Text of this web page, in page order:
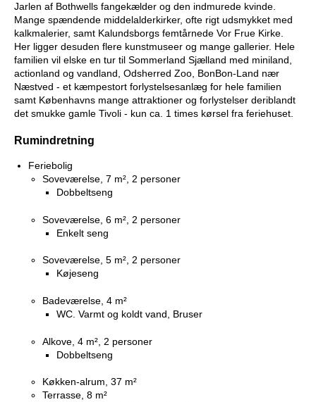
Jarlen af Bothwells fangekælder og den indmurede kvinde.
Mange spændende middelalderkirker, ofte rigt udsmykket med
kalkmalerier, samt Kalundsborgs femtårnede Vor Frue Kirke.
Her ligger desuden flere kunstmuseer og mange gallerier. Hele
familien vil elske en tur til Sommerland Sjælland med miniland,
actionland og vandland, Odsherred Zoo, BonBon-Land nær
Næstved - et kæmpestort forlystelsesanlæg for hele familien
samt Københavns mange attraktioner og forlystelser deriblandt
det smukke gamle Tivoli - kun ca. 1 times kørsel fra feriehuset.
Rumindretning
Feriebolig
Soveværelse, 7 m², 2 personer
Dobbeltseng
Soveværelse, 6 m², 2 personer
Enkelt seng
Soveværelse, 5 m², 2 personer
Køjeseng
Badeværelse, 4 m²
WC. Varmt og koldt vand, Bruser
Alkove, 4 m², 2 personer
Dobbeltseng
Køkken-alrum, 37 m²
Terrasse, 8 m²